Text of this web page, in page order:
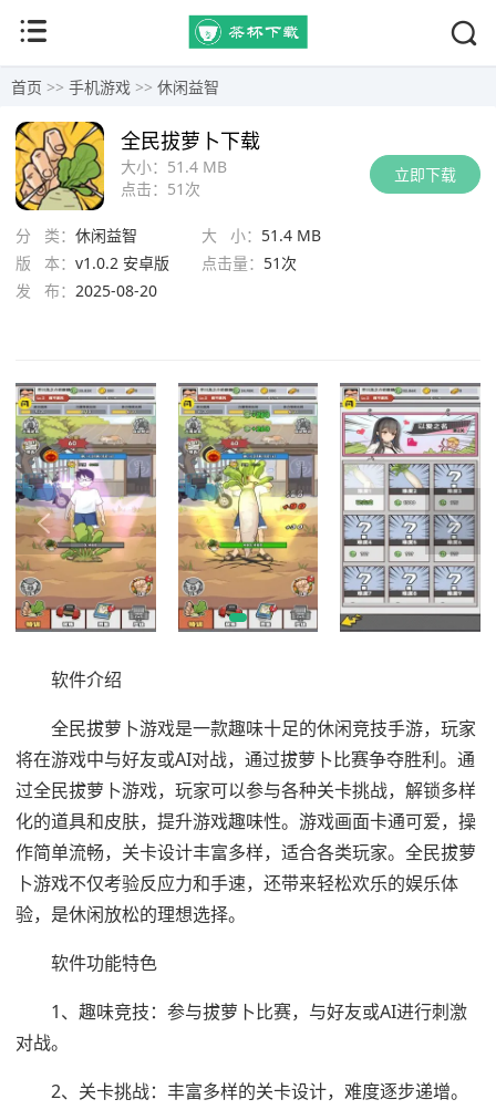
首页 >> 手机游戏 >> 休闲益智
立即下载
大小： 51.4 MB
点击： 51次
全民拔萝卜下载
分 类： 休闲益智 大 小： 51.4 MB
版 本： v1.0.2 安卓版 点击量： 51次
发 布： 2025-08-20
软件介绍
全民拔萝卜游戏是一款趣味十足的休闲竞技手游，玩家
将在游戏中与好友或AI对战，通过拔萝卜比赛争夺胜利。通
过全民拔萝卜游戏，玩家可以参与各种关卡挑战，解锁多样
化的道具和皮肤，提升游戏趣味性。游戏画面卡通可爱，操
作简单流畅，关卡设计丰富多样，适合各类玩家。全民拔萝
卜游戏不仅考验反应力和手速，还带来轻松欢乐的娱乐体
验，是休闲放松的理想选择。
软件功能特色
1、趣味竞技：参与拔萝卜比赛，与好友或AI进行刺激
对战。
2、关卡挑战：丰富多样的关卡设计，难度逐步递增。